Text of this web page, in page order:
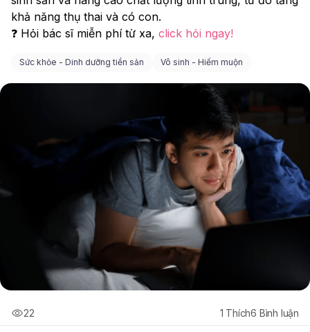
khả năng thụ thai và có con.
❓ Hỏi bác sĩ miễn phí từ xa, click hỏi ngay!
Sức khỏe - Dinh dưỡng tiền sản Vô sinh - Hiếm muộn
22 1 Thích6 Bình luận